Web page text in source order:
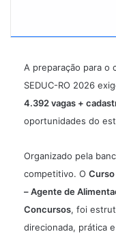
A preparação para o
SEDUC-RO 2026
4.392 vagas +
oportunidades do
Organizado pela
competitivo. O
– Agente de
Concursos, foi
direcionada, prática